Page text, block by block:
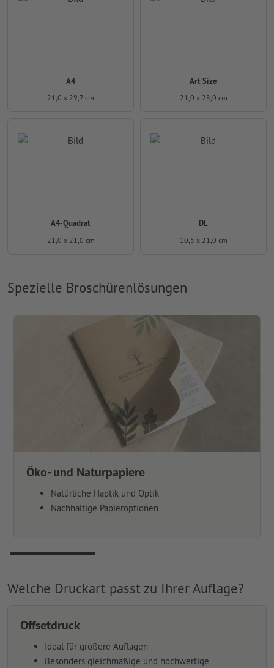
A4
21,0 x 29,7 cm
Art Size
21,0 x 28,0 cm
A4-Quadrat
21,0 x 21,0 cm
DL
10,5 x 21,0 cm
Spezielle Broschürenlösungen
Öko- und Naturpapiere
Natürliche Haptik und Optik
Nachhaltige Papieroptionen
Welche Druckart passt zu Ihrer Auflage?
Offsetdruck
Ideal für größere Auflagen
Besonders gleichmäßige und hochwertige